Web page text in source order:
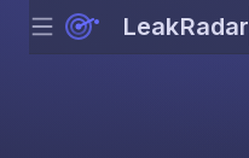
Menu LeakRadar